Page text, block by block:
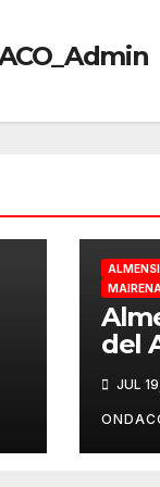
del
en
del
JUL